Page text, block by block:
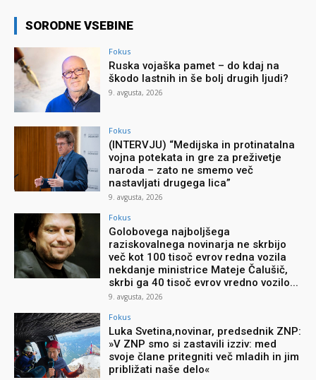
SORODNE VSEBINE
Fokus
Ruska vojaška pamet – do kdaj na
škodo lastnih in še bolj drugih ljudi?
9. avgusta, 2026
Fokus
(INTERVJU) “Medijska in protinatalna
vojna potekata in gre za preživetje
naroda – zato ne smemo več
nastavljati drugega lica”
9. avgusta, 2026
Fokus
Golobovega najboljšega
raziskovalnega novinarja ne skrbijo
več kot 100 tisoč evrov redna vozila
nekdanje ministrice Mateje Čalušič,
skrbi ga 40 tisoč evrov vredno vozilo...
9. avgusta, 2026
Fokus
Luka Svetina,novinar, predsednik ZNP:
»V ZNP smo si zastavili izziv: med
svoje člane pritegniti več mladih in jim
približati naše delo«